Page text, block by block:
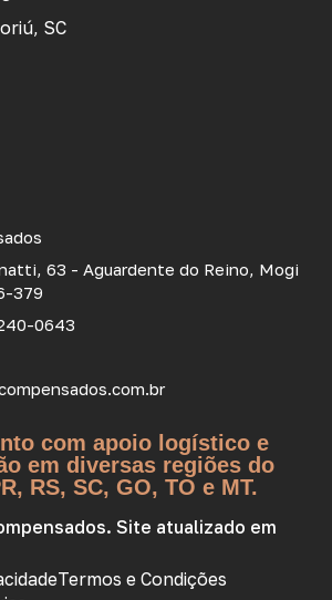
SC
63 - Aguardente do Reino, Mogi
379
0643
com apoio logístico e
em diversas regiões do
RS, SC, GO, TO e MT.
Site atualizado em
Termos e Condições